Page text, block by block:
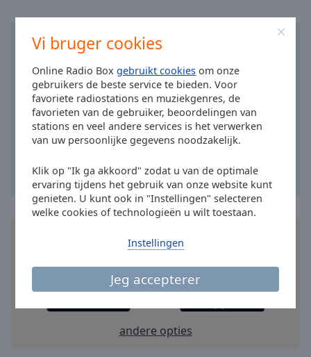
Vi bruger cookies
Online Radio Boxgebruikt cookies om onze
gebruikers de beste service te bieden. Voor
favoriete radiostations en muziekgenres, de
favorieten van de gebruiker, beoordelingen van
stations en veel andere services is het verwerken
van uw persoonlijke gegevens noodzakelijk.
Klik op "Ik ga akkoord" zodat u van de optimale
ervaring tijdens het gebruik van onze website kunt
genieten. U kunt ook in "Instellingen" selecteren
welke cookies of technologieën u wilt toestaan.
Jeg accepterer
Instellingen
Background
Opacity
Installeer de gratis Online Radio Box
je smartphone en luister online naar je favoriete
radiozenders – waar je ook bent!
andere opties